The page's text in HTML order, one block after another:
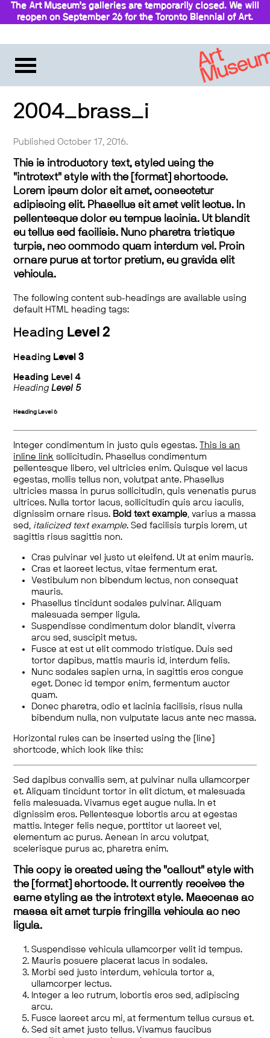
The Art Museum’s galleries are temporarily closed. We will
reopen on September 26 for the Toronto Biennial of Art.
2004_brass_i
Published October 17, 2016.
This is introductory text, styled using the
"introtext" style with the [format] shortcode.
Lorem ipsum dolor sit amet, consectetur
adipiscing elit. Phasellus sit amet velit lectus. In
pellentesque dolor eu tempus lacinia. Ut blandit
eu tellus sed facilisis. Nunc pharetra tristique
turpis, nec commodo quam interdum vel. Proin
ornare purus at tortor pretium, eu gravida elit
vehicula.
The following content sub-headings are available using
default HTML heading tags:
Heading Level 2
Heading Level 3
Heading Level 4
HeadingLevel 5
Heading Level 6
Integer condimentum in justo quis egestas.
This is an
inline link sollicitudin. Phasellus condimentum
pellentesque libero, vel ultricies enim. Quisque vel lacus
egestas, mollis tellus non, volutpat ante. Phasellus
ultricies massa in purus sollicitudin, quis venenatis purus
ultrices. Nulla tortor lacus, sollicitudin quis arcu iaculis,
dignissim ornare risus. Bold text example, varius a massa
sed, italicized text example. Sed facilisis turpis lorem, ut
sagittis risus sagittis non.
Cras pulvinar vel justo ut eleifend. Ut at enim mauris.
Cras et laoreet lectus, vitae fermentum erat.
Vestibulum non bibendum lectus, non consequat
mauris.
Phasellus tincidunt sodales pulvinar. Aliquam
malesuada semper ligula.
Suspendisse condimentum dolor blandit, viverra
arcu sed, suscipit metus.
Fusce at est ut elit commodo tristique. Duis sed
tortor dapibus, mattis mauris id, interdum felis.
Nunc sodales sapien urna, in sagittis eros congue
eget. Donec id tempor enim, fermentum auctor
quam.
Donec pharetra, odio et lacinia facilisis, risus nulla
bibendum nulla, non vulputate lacus ante nec massa.
Horizontal rules can be inserted using the [line]
shortcode, which look like this:
Sed dapibus convallis sem, at pulvinar nulla ullamcorper
et. Aliquam tincidunt tortor in elit dictum, et malesuada
felis malesuada. Vivamus eget augue nulla. In et
dignissim eros. Pellentesque lobortis arcu at egestas
mattis. Integer felis neque, porttitor ut laoreet vel,
elementum ac purus. Aenean in arcu volutpat,
scelerisque purus ac, pharetra enim.
This copy is created using the "callout" style with
the [format] shortcode. It currently receives the
same styling as the introtext style. Maecenas ac
massa sit amet turpis fringilla vehicula ac nec
ligula.
Suspendisse vehicula ullamcorper velit id tempus.
Mauris posuere placerat lacus in sodales.
Morbi sed justo interdum, vehicula tortor a,
ullamcorper lectus.
Integer a leo rutrum, lobortis eros sed, adipiscing
arcu.
Fusce laoreet arcu mi, at fermentum tellus cursus et.
Sed sit amet justo tellus. Vivamus faucibus